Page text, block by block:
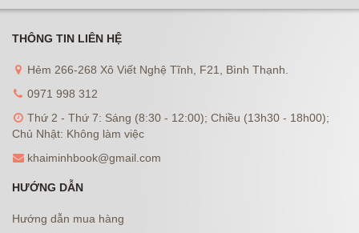
THÔNG TIN LIÊN HỆ
Hẻm 266-268 Xô Viết Nghệ Tĩnh, F21, Bình Thạnh.
0971 998 312
Thứ 2 - Thứ 7: Sáng (8:30 - 12:00); Chiều (13h30 - 18h00);
Chủ Nhật: Không làm việc
khaiminhbook@gmail.com
HƯỚNG DẪN
Hướng dẫn mua hàng